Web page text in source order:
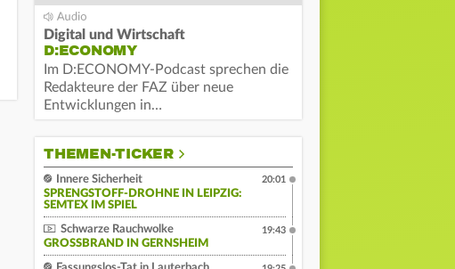
Digital und Wirtschaft
D:ECONOMY
Im D:ECONOMY-Podcast sprechen die
Redakteure der FAZ über neue
Entwicklungen in…
THEMEN-TICKER
Innere Sicherheit
SPRENGSTOFF-DROHNE IN LEIPZIG:
SEMTEX IM SPIEL
20:01
Schwarze Rauchwolke
GROSSBRAND IN GERNSHEIM
19:43